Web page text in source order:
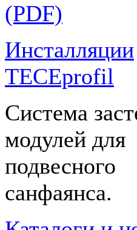
(PDF)
Инсталляции
TECEprofil
Система
модулей для
подвесного
санфаянса.